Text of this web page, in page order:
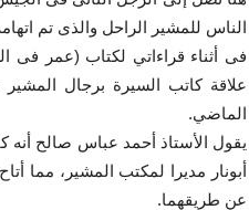
الناس للمشير الراحل والذى تم
فى أثناء قراءاتي لكتاب (عمر فى
علاقة كاتب السيرة برجال
الماضي.
يقول الأستاذ أحمد عباس صالح أنه
أبونار مديرا لمكتب المشير، مما
عن طريقهما.